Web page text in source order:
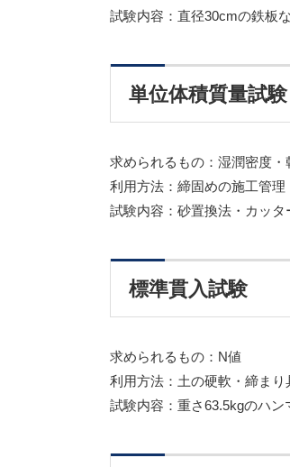
試験内容：直径30cmの鉄板
単位体積質量試験
求められるもの：湿潤密度・
利用方法：締固めの施工管理
試験内容：砂置換法・カッ
標準貫入試験
求められるもの：N値
利用方法：土の硬軟・締まり
試験内容：重さ63.5kgのハ